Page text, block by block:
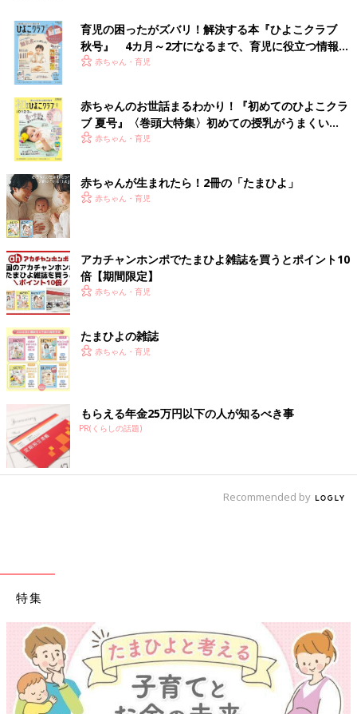
育児の困ったがズバリ！解決する本『ひよこクラブ
秋号』 4カ月～2才になるまで、育児に役立つ情報が
いっぱい！
赤ちゃん・育児
赤ちゃんのお世話まるわかり！『初めてのひよこクラ
ブ 夏号』〈巻頭大特集〉初めての授乳がうまくい
く！ おっぱい・ミルクの基本と夏のトラブル 解決テ
赤ちゃん・育児
赤ちゃんが生まれたら！2冊の「たまひよ」
赤ちゃん・育児
アカチャンホンポでたまひよ雑誌を買うとポイント10
倍【期間限定】
赤ちゃん・育児
たまひよの雑誌
赤ちゃん・育児
もらえる年金25万円以下の人が知るべき事
PR(くらしの話題)
Recommended by
特集